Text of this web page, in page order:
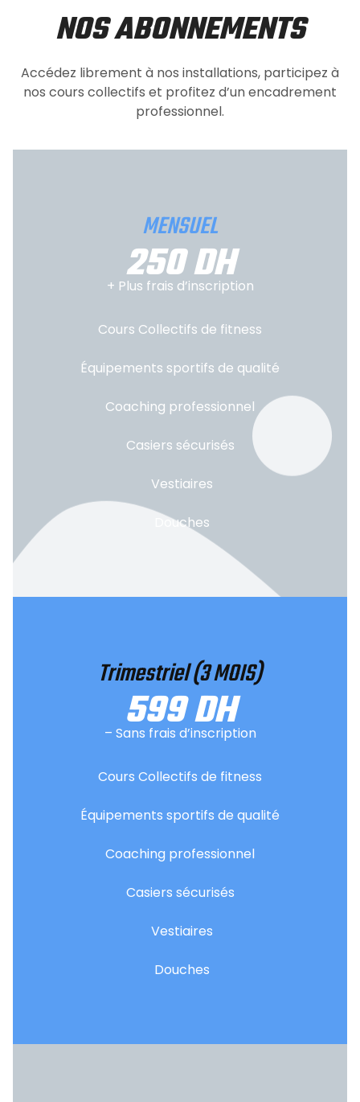
NOS ABONNEMENTS
Accédez librement à nos installations, participez à
nos cours collectifs et profitez d’un encadrement
professionnel.
MENSUEL
250 DH
+ Plus frais d’inscription
Cours Collectifs de fitness
Équipements sportifs de qualité
Coaching professionnel
Casiers sécurisés
Vestiaires
Douches
Trimestriel (3 MOIS)
599 DH
– Sans frais d’inscription
Cours Collectifs de fitness
Équipements sportifs de qualité
Coaching professionnel
Casiers sécurisés
Vestiaires
Douches